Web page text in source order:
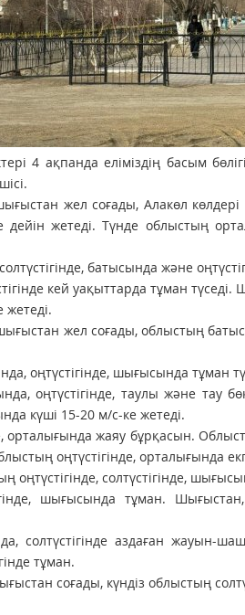
4 ақпанда еліміздің басым
жел соғады, Алакөл
дейін жетеді. Түнде облыстың
батысында және
кей уақыттарда тұман
жетеді.
жел соғады, облыстың
оңтүстігінде, шығысында тұман
оңтүстігінде, таулы және тау
күші 15-20 м/с-ке жетеді.
орталығында жаяу бұрқасын.
оңтүстігінде, орталығында
оңтүстігінде, солтүстігінде,
шығысында тұман.
солтүстігінде аздаған жауын-
тұман.
соғады, күндіз облыстың